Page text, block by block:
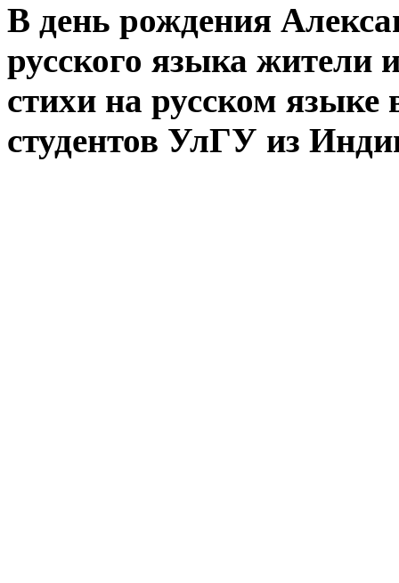
В день рождения
русского языка жители
стихи на русском
студентов УлГУ из